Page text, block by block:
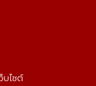
บไซต์